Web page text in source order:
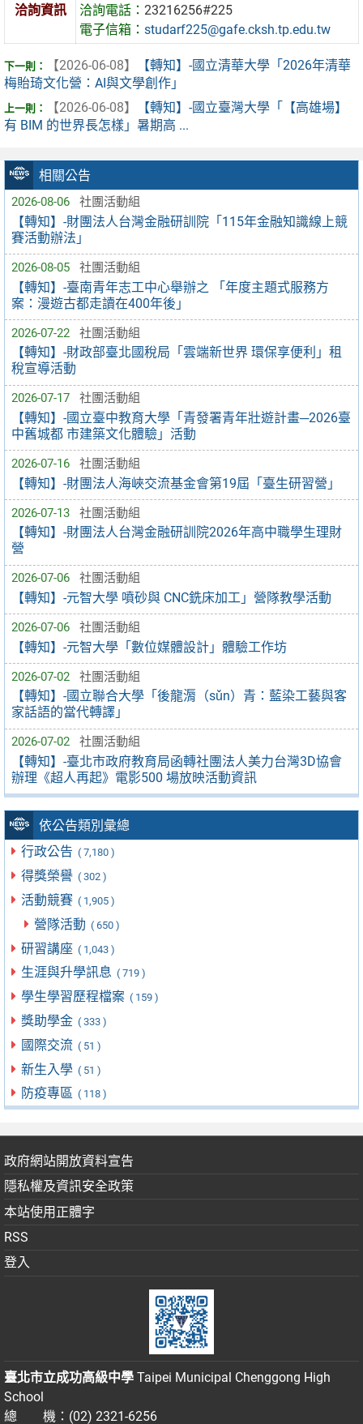
相關公告
2026-08-06 社團活動組
【轉知】-財團法人台灣金融研訓院「115年金融知識線上競
賽活動辦法」
2026-08-05 社團活動組
【轉知】-臺南青年志工中心舉辦之 「年度主題式服務方
案：漫遊古都走讀在400年後」
2026-07-22 社團活動組
【轉知】-財政部臺北國稅局「雲端新世界 環保享便利」租
稅宣導活動
2026-07-17 社團活動組
【轉知】-國立臺中教育大學「青發署青年壯遊計畫─2026臺
中舊城都 市建築文化體驗」活動
2026-07-16 社團活動組
【轉知】-財團法人海峽交流基金會第19屆「臺生研習營」
2026-07-13 社團活動組
【轉知】-財團法人台灣金融研訓院2026年高中職學生理財
營
2026-07-06 社團活動組
【轉知】-元智大學 噴砂與 CNC銑床加工」營隊教學活動
2026-07-06 社團活動組
【轉知】-元智大學「數位媒體設計」體驗工作坊
2026-07-02 社團活動組
【轉知】-國立聯合大學「後龍漘（sǔn）青：藍染工藝與客
家話語的當代轉譯」
2026-07-02 社團活動組
【轉知】-臺北市政府教育局函轉社團法人美力台灣3D協會
辦理《超人再起》電影500 場放映活動資訊
依公告類別彙總
行政公告 ( 7,180 )
得獎榮譽 ( 302 )
活動競賽 ( 1,905 )
營隊活動 ( 650 )
研習講座 ( 1,043 )
生涯與升學訊息 ( 719 )
學生學習歷程檔案 ( 159 )
獎助學金 ( 333 )
國際交流 ( 51 )
新生入學 ( 51 )
防疫專區 ( 118 )
洽詢資訊
洽詢電話：23216256#225
電子信箱：studarf225@gafe.cksh.tp.edu.tw
【2026-06-08】
【轉知】-國立清華大學「2026年清華
梅貽琦文化營：AI與文學創作」
【2026-06-08】
【轉知】-國立臺灣大學「【高雄場】
有 BIM 的世界長怎樣」暑期高 ...
政府網站開放資料宣告
隱私權及資訊安全政策
本站使用正體字
RSS
登入
臺北市立成功高級中學 Taipei Municipal Chenggong High
School
總 機：(02) 2321-6256